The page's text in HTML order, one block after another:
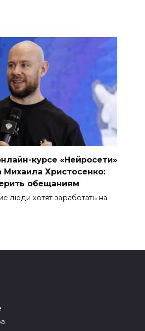
курсе «Нейросети»
Михаила Христосенко:
обещаниям
люди хотят заработать на